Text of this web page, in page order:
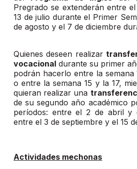
Pregrado se extenderán entre
13 de julio durante el Primer
de agosto y el 7 de diciembre
Quienes deseen realizar
vocacional durante su primer
podrán hacerlo entre la semana
o entre la semana 15 y la 17,
quieran realizar una
de su segundo año académico
períodos: entre el 2 de abril y
entre el 3 de septiembre y el 15
Actividades mechonas